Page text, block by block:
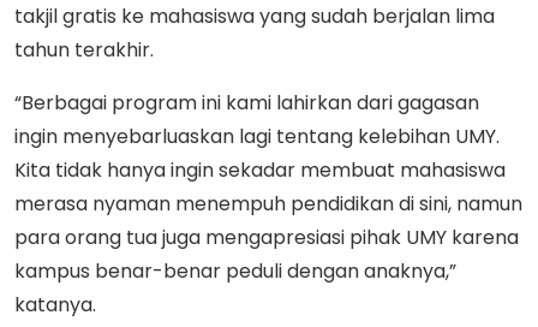
takjil gratis ke mahasiswa yang sudah berjalan lima
tahun terakhir.
“Berbagai program ini kami lahirkan dari gagasan
ingin menyebarluaskan lagi tentang kelebihan UMY.
Kita tidak hanya ingin sekadar membuat mahasiswa
merasa nyaman menempuh pendidikan di sini, namun
para orang tua juga mengapresiasi pihak UMY karena
kampus benar-benar peduli dengan anaknya,”
katanya.